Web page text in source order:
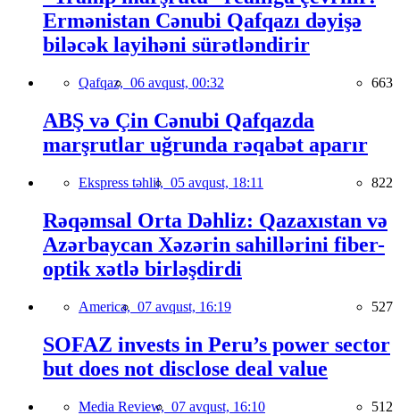
Ermənistan Cənubi Qafqazı dəyişə
biləcək layihəni sürətləndirir
Qafqaz, 06 avqust, 00:32 663
ABŞ və Çin Cənubi Qafqazda
marşrutlar uğrunda rəqabət aparır
Ekspress təhlil, 05 avqust, 18:11 822
Rəqəmsal Orta Dəhliz: Qazaxıstan və
Azərbaycan Xəzərin sahillərini fiber-
optik xətlə birləşdirdi
America, 07 avqust, 16:19 527
SOFAZ invests in Peru’s power sector
but does not disclose deal value
Media Review, 07 avqust, 16:10 512